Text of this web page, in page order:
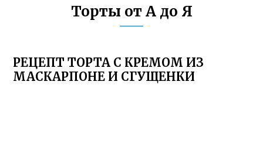
Торты от А до Я
РЕЦЕПТ ТОРТА С КРЕМОМ ИЗ
МАСКАРПОНЕ И СГУЩЕНКИ